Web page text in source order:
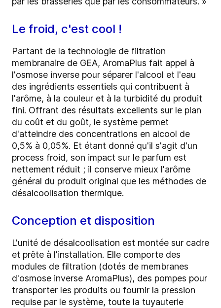
Le froid, c'est cool !
Partant de la technologie de filtration
membranaire de GEA, AromaPlus fait appel à
l'osmose inverse pour séparer l'alcool et l'eau
des ingrédients essentiels qui contribuent à
l'arôme, à la couleur et à la turbidité du produit
fini. Offrant des résultats excellents sur le plan
du coût et du goût, le système permet
d'atteindre des concentrations en alcool de
0,5% à 0,05%. Et étant donné qu'il s'agit d'un
process froid, son impact sur le parfum est
nettement réduit ; il conserve mieux l'arôme
général du produit original que les méthodes de
désalcoolisation thermique.
Conception et disposition
L'unité de désalcoolisation est montée sur cadre
et prête à l'installation. Elle comporte des
modules de filtration (dotés de membranes
d'osmose inverse AromaPlus), des pompes pour
transporter les produits ou fournir la pression
requise par le système, toute la tuyauterie